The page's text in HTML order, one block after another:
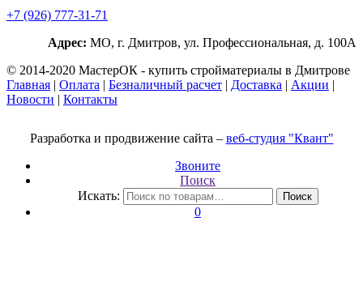
+7 (926) 777-31-71
Адрес: МО, г. Дмитров, ул. Профессиональная, д. 100А
© 2014-2020 МастерОК - купить стройматериалы в Дмитрове
Главная | Оплата | Безналичный расчет | Доставка | Акции |
Новости | Контакты
Разработка и продвижение сайта – веб-студия "Квант"
Звоните
Поиск
Искать:
Поиск
0